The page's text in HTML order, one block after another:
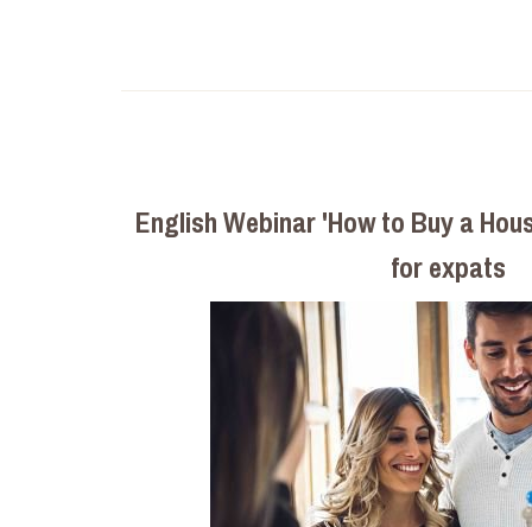
English Webinar 'How to Buy a
for expats